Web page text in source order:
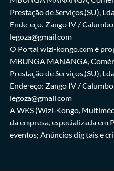
Prestação de Serviços,(SU),
Endereço: Zango IV /
legoza@gmail.com
O Portal wizi-kongo.com é
MBUNGA MANANGA,
Prestação de Serviços,(SU),
Endereço: Zango IV /
legoza@gmail.com
A WKS (Wizi-Kongo,
da empresa, especializada em
eventos; Anúncios digitais e